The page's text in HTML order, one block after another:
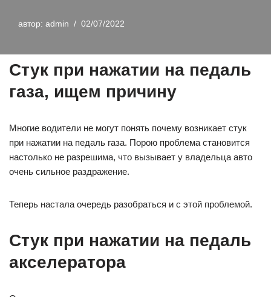
автор: admin 02/07/2022
Стук при нажатии на педаль
газа, ищем причину
Многие водители не могут понять почему возникает стук
при нажатии на педаль газа. Порою проблема становится
настолько не разрешима, что вызывает у владельца авто
очень сильное раздражение.
Теперь настала очередь разобраться и с этой проблемой.
Стук при нажатии на педаль
акселератора